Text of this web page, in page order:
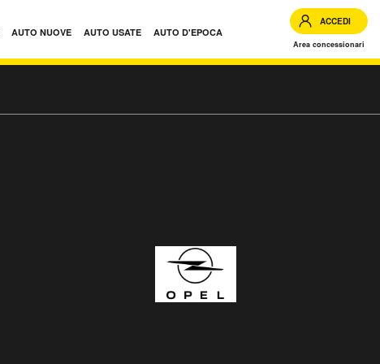
AUTO NUOVE AUTO USATE AUTO D'EPOCA
ACCEDI
Area concessionari